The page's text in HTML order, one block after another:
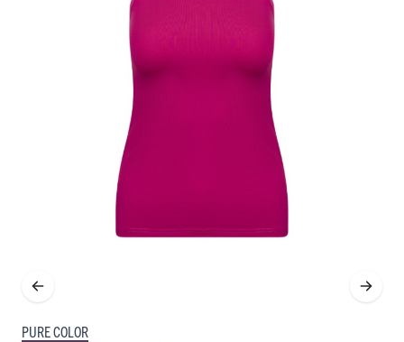
PURE COLOR